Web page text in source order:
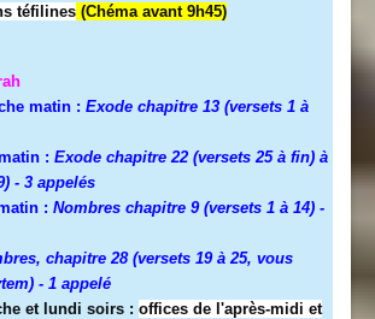
téfilines (Chéma avant 9h45)
matin : Exode chapitre 13 (versets 1 à
: Exode chapitre 22 (versets 25 à fin) à
- 3 appelés
: Nombres chapitre 9 (versets 1 à 14) -
chapitre 28 (versets 19 à 25, vous
- 1 appelé
et lundi soirs : offices de l'après-midi et